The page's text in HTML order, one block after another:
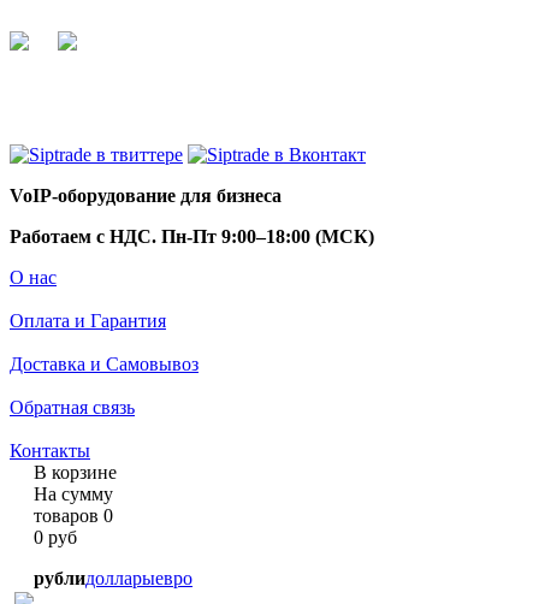
VoIP-оборудование для бизнеса
Работаем с НДС. Пн-Пт 9:00–18:00 (МСК)
О нас
Оплата и Гарантия
Доставка и Самовывоз
Обратная связь
Контакты
В корзине
На сумму
товаров 0
0 руб
рублидолларыевро